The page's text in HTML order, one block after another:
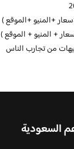
+المنيو +الموقع )
+ المنيو + الموقع )
من تجارب الناس
السعودية